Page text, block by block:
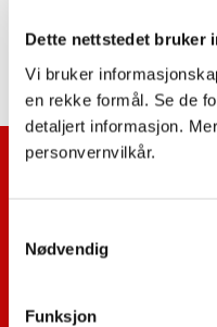
Dette nettstedet bruker
Vi bruker
en rekke formål. Se de
detaljert informasjon.
personvernvilkår.
Nødvendig
Funksjon